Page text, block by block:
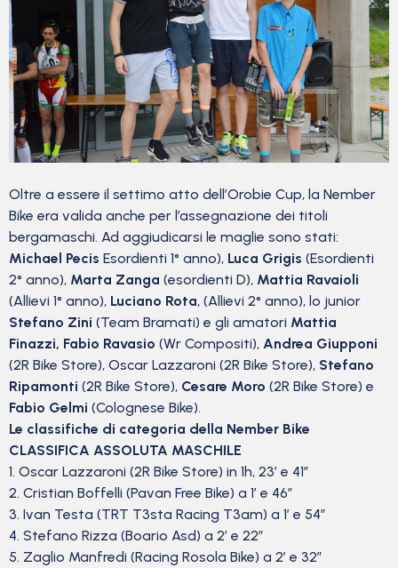
Oltre a essere il settimo atto dell’Orobie Cup, la Nember
Bike era valida anche per l’assegnazione dei titoli
bergamaschi. Ad aggiudicarsi le maglie sono stati:
Michael Pecis Esordienti 1° anno), Luca Grigis (Esordienti
2° anno), Marta Zanga (esordienti D), Mattia Ravaioli
(Allievi 1° anno), Luciano Rota, (Allievi 2° anno), lo junior
Stefano Zini (Team Bramati) e gli amatori Mattia
Finazzi, Fabio Ravasio (Wr Compositi), Andrea Giupponi
(2R Bike Store), Oscar Lazzaroni (2R Bike Store), Stefano
Ripamonti (2R Bike Store), Cesare Moro (2R Bike Store) e
Fabio Gelmi (Colognese Bike).
Le classifiche di categoria della Nember Bike
CLASSIFICA ASSOLUTA MASCHILE
1. Oscar Lazzaroni (2R Bike Store) in 1h, 23′ e 41”
2. Cristian Boffelli (Pavan Free Bike) a 1′ e 46”
3. Ivan Testa (TRT T3sta Racing T3am) a 1′ e 54”
4. Stefano Rizza (Boario Asd) a 2′ e 22”
5. Zaglio Manfredi (Racing Rosola Bike) a 2′ e 32”